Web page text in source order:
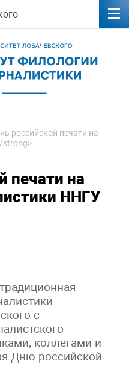
российской печати на
strong>
печати на
ННГУ
с
коллегами и
Дню российской